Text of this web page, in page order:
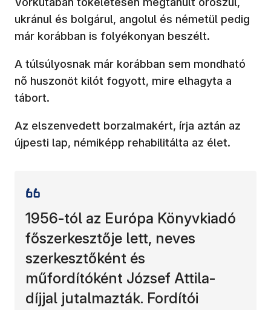
ukránul és bolgárul, angolul és németül pedig
már korábban is folyékonyan beszélt.
A túlsúlyosnak már korábban sem mondható
nő huszonöt kilót fogyott, mire elhagyta a
tábort.
Az elszenvedett borzalmakért, írja aztán az
újpesti lap, némiképp rehabilitálta az élet.
1956-tól az Európa Könyvkiadó
főszerkesztője lett, neves
szerkesztőként és
műfordítóként József Attila-
díjjal jutalmazták. Fordítói